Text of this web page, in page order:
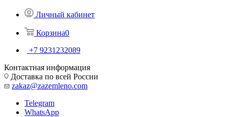
Личный кабинет
Корзина0
+7 9231232089
Контактная информация
Доставка по всей России
zakaz@zazemleno.com
Telegram
WhatsApp